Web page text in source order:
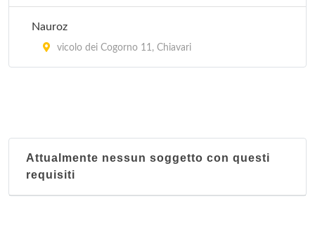
Nauroz
vicolo dei Cogorno 11, Chiavari
Attualmente nessun soggetto con questi
requisiti